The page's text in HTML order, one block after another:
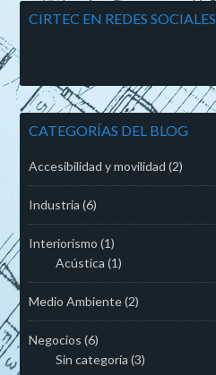
CIRTEC EN REDES SOCIALES
CATEGORÍAS DEL BLOG
Accesibilidad y movilidad (2)
Industria (6)
Interiorismo (1)
Acústica (1)
Medio Ambiente(2)
Negocios (6)
Sin categoría (3)